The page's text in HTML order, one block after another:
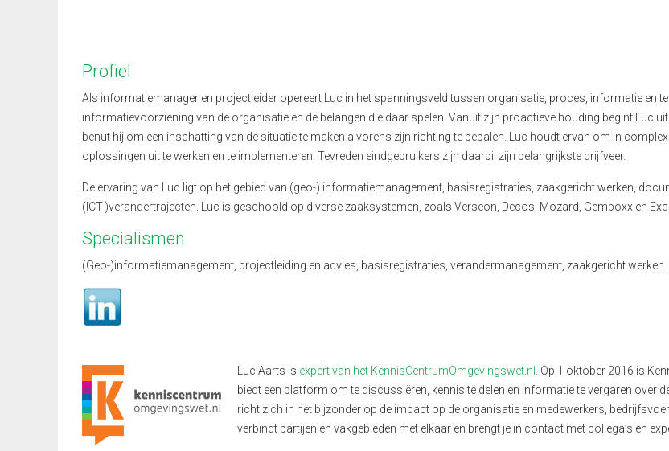
Profiel
Als informatiemanager en projectleider opereert Luc in het spanningsveld tussen organisatie, proces, informatie en
informatievoorziening van de organisatie en de belangen die daar spelen. Vanuit zijn proactieve houding begint Luc
benut hij om een inschatting van de situatie te maken alvorens zijn richting te bepalen. Luc houdt ervan om in
oplossingen uit te werken en te implementeren. Tevreden eindgebruikers zijn daarbij zijn belangrijkste drijfveer.
De ervaring van Luc ligt op het gebied van (geo-) informatiemanagement, basisregistraties, zaakgericht werken,
(ICT-)verandertrajecten. Luc is geschoold op diverse zaaksystemen, zoals Verseon, Decos, Mozard, Gemboxx en
Specialismen
(Geo-)informatiemanagement, projectleiding en advies, basisregistraties, verandermanagement, zaakgericht werken.
Luc Aarts is expert van het KennisCentrumOmgevingswet.nl . Op 1 oktober 2016 is
biedt een platform om te discussiëren, kennis te delen en informatie te vergaren over
richt zich in het bijzonder op de impact op de organisatie en medewerkers,
verbindt partijen en vakgebieden met elkaar en brengt je in contact met collega’s en